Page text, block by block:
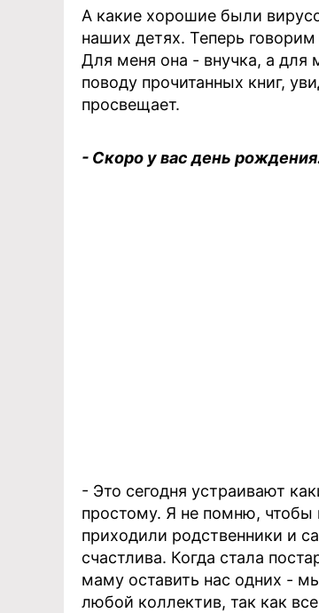
А какие хорошие были
наших детях. Теперь
Для меня она - внучка, а
поводу прочитанных книг,
просвещает.
- Скоро у вас день
- Это сегодня устраивают
простому. Я не помню,
приходили родственники и
счастлива. Когда стала
маму оставить нас одних -
любой коллектив, так как